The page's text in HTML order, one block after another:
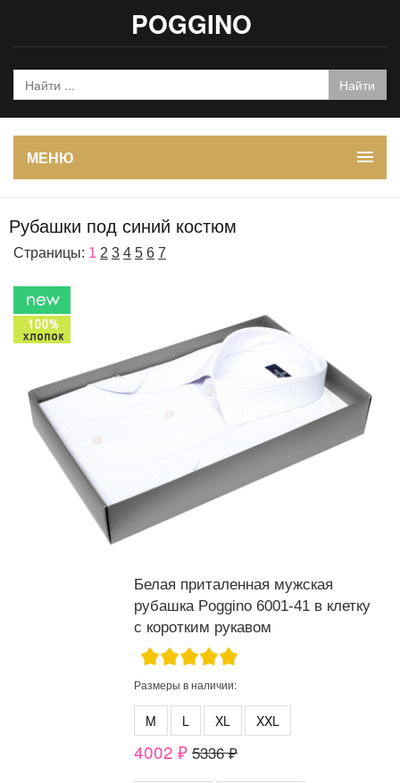
POGGINO
МЕНЮ
Рубашки под синий костюм
Страницы: 1 2 3 4 5 6 7
Белая приталенная мужская
рубашка Poggino 6001-41 в клетку
с коротким рукавом
Размеры в наличии:
M L XL XXL
4002 ₽ 5336 ₽